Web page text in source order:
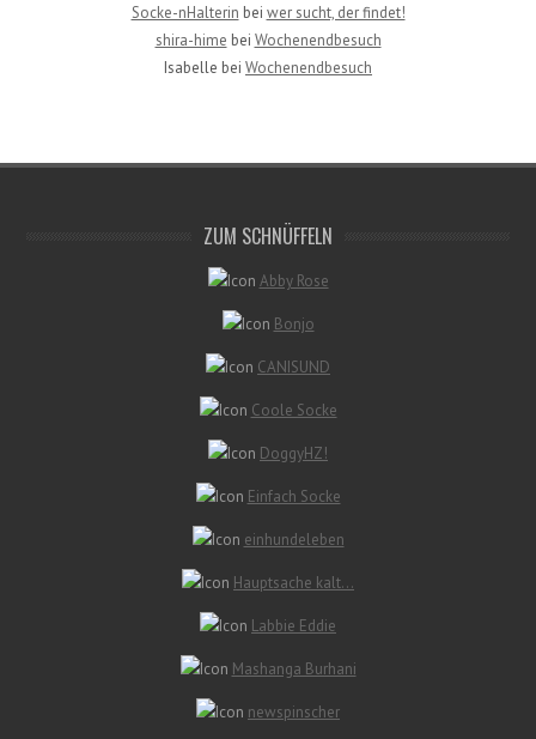
Socke-nHalterin bei wer sucht, der findet!
shira-hime bei Wochenendbesuch
Isabelle bei Wochenendbesuch
ZUM SCHNÜFFELN
Abby Rose
Bonjo
CANISUND
Coole Socke
DoggyHZ!
Einfach Socke
einhundeleben
Hauptsache kalt…
Labbie Eddie
Mashanga Burhani
newspinscher